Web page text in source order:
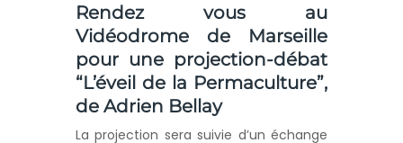
Rendez vous au
Vidéodrome de Marseille
pour une projection-débat
“L’éveil de la Permaculture”,
de Adrien Bellay
La projection sera suivie d’un échange